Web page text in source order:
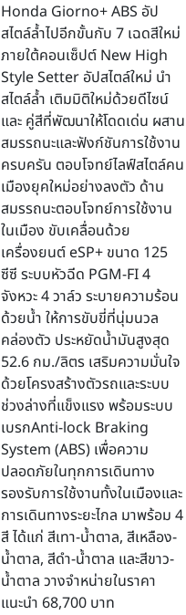
Honda Giorno+ ABS อัป
สไตล์ล้ำไปอีกขั้นกับ 7 เฉดสีใหม่
ภายใต้คอนเซ็ปต์ New High
Style Setter อัปสไตล์ใหม่ นำ
สไตล์ล้ำ เติมมิติใหม่ด้วยดีไซน์
และ คู่สีที่พัฒนาให้โดดเด่น ผสาน
สมรรถนะและฟังก์ชันการใช้งาน
ครบครัน ตอบโจทย์ไลฟ์สไตล์คน
เมืองยุคใหม่อย่างลงตัว ด้าน
สมรรถนะตอบโจทย์การใช้งาน
ในเมือง ขับเคลื่อนด้วย
เครื่องยนต์ eSP+ ขนาด 125
ซีซี ระบบหัวฉีด PGM-FI 4
จังหวะ 4 วาล์ว ระบายความร้อน
ด้วยน้ำ ให้การขับขี่ที่นุ่มนวล
คล่องตัว ประหยัดน้ำมันสูงสุด
52.6 กม./ลิตร เสริมความมั่นใจ
ด้วยโครงสร้างตัวรถและระบบ
ช่วงล่างที่แข็งแรง พร้อมระบบ
เบรกAnti-lock Braking
System (ABS) เพื่อความ
ปลอดภัยในทุกการเดินทาง
รองรับการใช้งานทั้งในเมืองและ
การเดินทางระยะไกล มาพร้อม 4
สี ได้แก่ สีเทา-น้ำตาล, สีเหลือง-
น้ำตาล, สีดำ-น้ำตาล และสีขาว-
น้ำตาล วางจำหน่ายในราคา
แนะนำ 68,700 บาท